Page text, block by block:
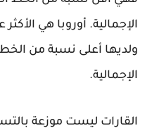
الإجمالية. أوروبا هي
ولديها أعلى نسبة من
الإجمالية.
القارات ليست موزعة